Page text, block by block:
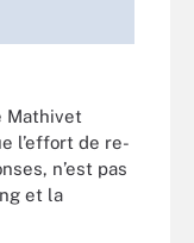
Mathivet
l’effort de re-
n’est pas
et la